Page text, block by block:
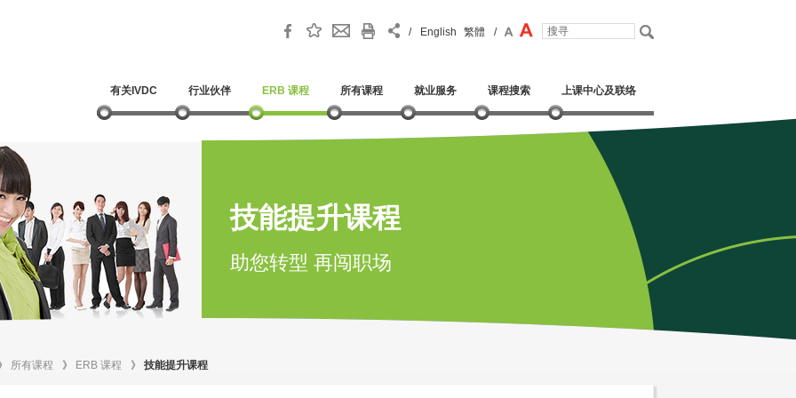
/ English 繁體 /
有关IVDC 行业伙伴 ERB 课程 所有课程 就业服务 课程搜索 上课中心及联络
技能提升课程
助您转型 再闯职场
所有课程 》 ERB 课程 》 技能提升课程